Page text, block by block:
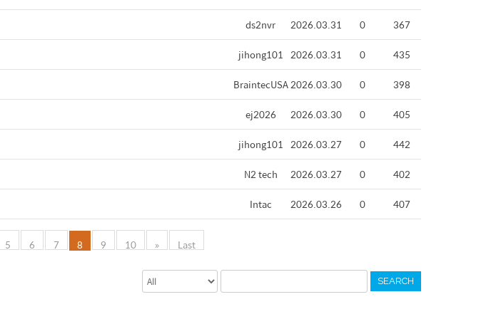
ds2nvr 2026.03.31 0
367
jihong101 2026.03.31 0
435
BraintecUSA2026.03.30 0
398
ej2026 2026.03.30 0
405
jihong101 2026.03.27 0
442
N2 tech 2026.03.27 0
402
Intac 2026.03.26 0 407
5 6 7 8 9 10 » Last
SEARCH